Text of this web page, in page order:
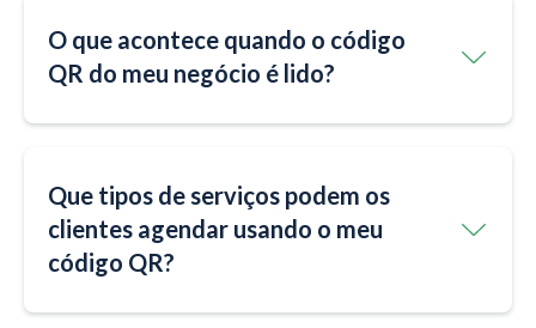
O que acontece quando o código
QR do meu negócio é lido?
Que tipos de serviços podem os
clientes agendar usando o meu
código QR?